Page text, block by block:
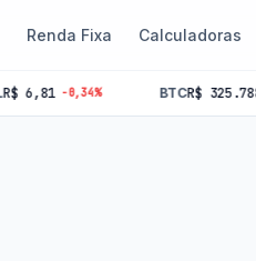
Renda Fixa Calculadoras
-0,34% BTC R$ 325.788,18